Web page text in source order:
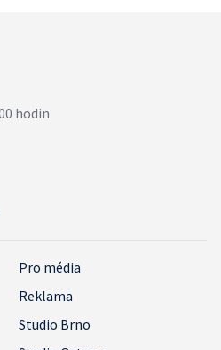
Pro média
Reklama
Studio Brno